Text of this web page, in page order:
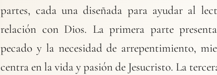
partes, cada una diseñada para ayudar al
relación con Dios. La primera parte
pecado y la necesidad de arrepentimiento,
centra en la vida y pasión de Jesucristo. La